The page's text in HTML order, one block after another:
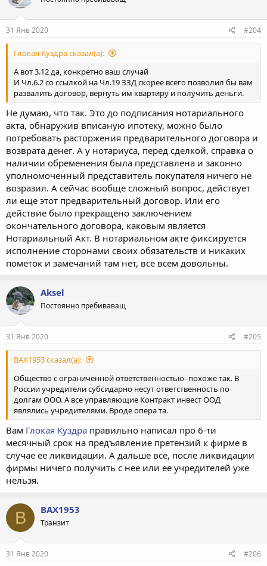
31 Янв 2020 #204
Глокая Куздра сказал(а):
А вот 3.12 да, конкретно ваш случай
И Чл.6.2 со ссылкой на Чл.19 ЗЗД скорее всего позволил бы вам
развалить договор, вернуть им квартиру и получить деньги.
Не думаю, что так. Это до подписания нотариального
акта, обнаружив вписаную ипотеку, можно было
потребовать расторжения предварительного договора и
возврата денег. А у нотариуса, перед сделкой, справка о
наличии обременения была представлена и законно
уполномоченный представитель покупателя ничего не
возразил. А сейчас вообще сложный вопрос, действует
ли еще этот предварительный договор. Или его
действие было прекращено заключением
окончательного договора, каковым является
Нотариальный Акт. В нотариальном акте фиксируется
исполнение сторонами своих обязательств и никаких
пометок и замечаний там нет, все всем довольны.
Aksel
Постоянно пребиваващ
31 Янв 2020 #205
BAX1953 сказал(а):
Общество с ограниченной ответственностью- похоже так. В
России учредители субсидарно несут ответственность по
долгам ООО. А все управляющие Контракт инвест ООД
являлись учредителями. Вроде опера та.
Вам Глокая Куздра правильно написал про 6-ти
месячный срок на предъявление претензий к фирме в
случае ее ликвидации. А дальше все, после ликвидации
фирмы ничего получить с нее или ее учредителей уже
нельзя.
B BAX1953
Транзит
31 Янв 2020 #206